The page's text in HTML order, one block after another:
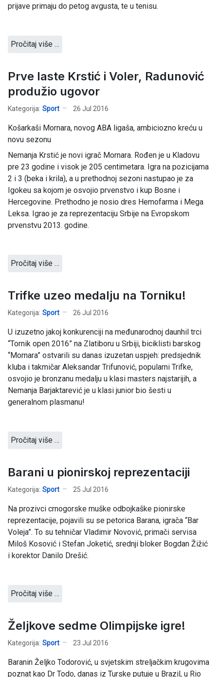
prijave primaju do petog avgusta, te u tenisu.
Pročitaj više …
Prve laste Krstić i Voler, Radunović
produžio ugovor
Kategorija: Sport 26 Jul 2016
Košarkaši Mornara, novog ABA ligaša, ambiciozno kreću u
novu sezonu
Nemanja Krstić je novi igrač Mornara. Rođen je u Kladovu
pre 23 godine i visok je 205 centimetara. Igra na pozicijama
2 i 3 (beka i krila), a u prethodnoj sezoni nastupao je za
Igokeu sa kojom je osvojio prvenstvo i kup Bosne i
Hercegovine. Prethodno je nosio dres Hemofarma i Mega
Leksa. Igrao je za reprezentaciju Srbije na Evropskom
prvenstvu 2013. godine.
Pročitaj više …
Trifke uzeo medalju na Torniku!
Kategorija: Sport 26 Jul 2016
U izuzetno jakoj konkurenciji na međunarodnoj daunhil trci
“Tornik open 2016” na Zlatiboru u Srbiji, biciklisti barskog
“Mornara” ostvarili su danas izuzetan uspjeh: predsjednik
kluba i takmičar Aleksandar Trifunović, popularni Trifke,
osvojio je bronzanu medalju u klasi masters najstarijih, a
Nemanja Barjaktarević je u klasi junior bio šesti u
generalnom plasmanu!
Pročitaj više …
Barani u pionirskoj reprezentaciji
Kategorija: Sport 25 Jul 2016
Na prozivci crnogorske muške odbojkaške pionirske
reprezentacije, pojavili su se petorica Barana, igrača “Bar
Voleja”. To su tehničar Vladimir Novović, primači servisa
Miloš Kosović i Stefan Joketić, srednji bloker Bogdan Žižić
i korektor Danilo Drešić.
Pročitaj više …
Željkove sedme Olimpijske igre!
Kategorija: Sport 23 Jul 2016
Baranin Željko Todorović, u svjetskim streljačkim krugovima
poznat kao Dr Todo, danas iz Turske putuje u Brazil, u Rio